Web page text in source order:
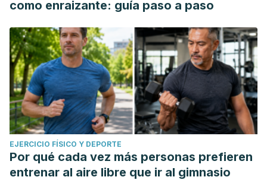
como enraizante: guía paso a paso
EJERCICIO FÍSICO Y DEPORTE
Por qué cada vez más personas prefieren
entrenar al aire libre que ir al gimnasio